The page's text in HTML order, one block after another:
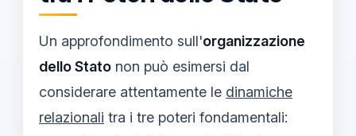
Un approfondimento sull'organizzazione
dello Stato non può esimersi dal
considerare attentamente le dinamiche
relazionali tra i tre poteri fondamentali: